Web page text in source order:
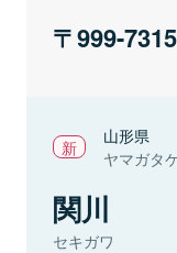
999-7315
山形県
ヤマガタ
関川
セキガワ